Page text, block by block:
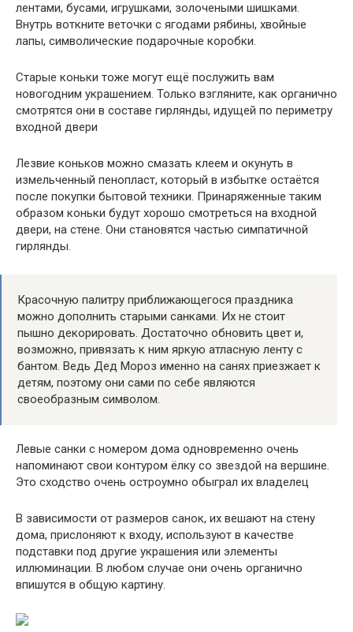
лентами, бусами, игрушками, золочеными шишками.
Внутрь воткните веточки с ягодами рябины, хвойные
лапы, символические подарочные коробки.
Старые коньки тоже могут ещё послужить вам
новогодним украшением. Только взгляните, как органично
смотрятся они в составе гирлянды, идущей по периметру
входной двери
Лезвие коньков можно смазать клеем и окунуть в
измельченный пенопласт, который в избытке остаётся
после покупки бытовой техники. Принаряженные таким
образом коньки будут хорошо смотреться на входной
двери, на стене. Они становятся частью симпатичной
гирлянды.
Красочную палитру приближающегося праздника
можно дополнить старыми санками. Их не стоит
пышно декорировать. Достаточно обновить цвет и,
возможно, привязать к ним яркую атласную ленту с
бантом. Ведь Дед Мороз именно на санях приезжает к
детям, поэтому они сами по себе являются
своеобразным символом.
Левые санки с номером дома одновременно очень
напоминают свои контуром ёлку со звездой на вершине.
Это сходство очень остроумно обыграл их владелец
В зависимости от размеров санок, их вешают на стену
дома, прислоняют к входу, используют в качестве
подставки под другие украшения или элементы
иллюминации. В любом случае они очень органично
впишутся в общую картину.